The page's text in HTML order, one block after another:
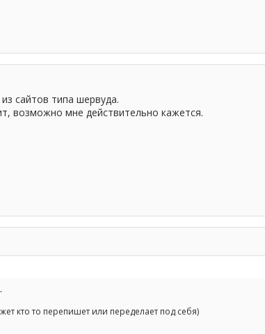
сайтов типа шервуда.
возможно мне действительно кажется.
кто то перепишет или переделает под себя)